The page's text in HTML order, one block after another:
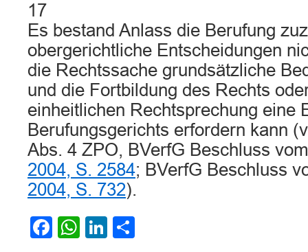
17
Es bestand Anlass die Berufung
obergerichtliche Entscheidungen
die Rechtssache grundsätzliche
und die Fortbildung des Rechts
einheitlichen Rechtsprechung eine
Berufungsgerichts erfordern kann
Abs. 4 ZPO, BVerfG Beschluss
2004, S. 2584; BVerfG Beschluss
2004, S. 732).
Facebook
WhatsApp
LinkedIn